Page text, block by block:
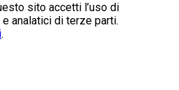
sito accetti l’uso di
analatici di terze parti.
.